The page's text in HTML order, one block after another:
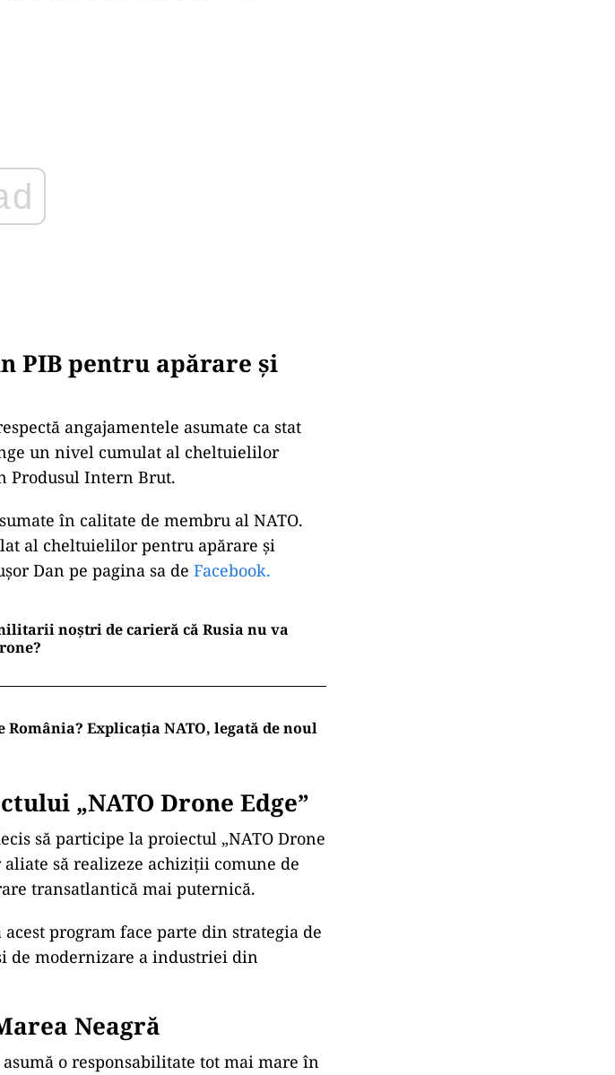
PIB pentru apărare și
angajamentele asumate ca stat
un nivel cumulat al cheltuielilor
Produsul Intern Brut.
în calitate de membru al NATO.
al cheltuielilor pentru apărare și
Dan pe pagina sa de Facebook.
noștri de carieră că Rusia nu va
Explicația NATO, legată de noul
„NATO Drone Edge”
să participe la proiectul „NATO Drone
să realizeze achiziții comune de
transatlantică mai puternică.
program face parte din strategia de
de modernizare a industriei din
Neagră
o responsabilitate tot mai mare în